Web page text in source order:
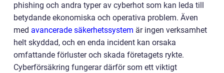
phishing och andra typer av cyberhot som kan leda till
betydande ekonomiska och operativa problem. Även
med avancerade säkerhetssystem är ingen verksamhet
helt skyddad, och en enda incident kan orsaka
omfattande förluster och skada företagets rykte.
Cyberförsäkring fungerar därför som ett viktigt